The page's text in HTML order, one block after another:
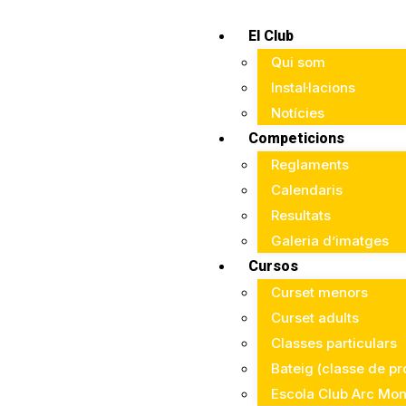
El Club
Qui som
Instal·lacions
Notícies
Competicions
Reglaments
Calendaris
Resultats
Galeria d’imatges
Cursos
Curset menors
Curset adults
Classes particulars
Bateig (classe de
Escola Club Arc